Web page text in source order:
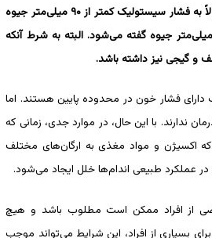
اصطلاح فشار خون پایین معمولاً به فشار سیستولیک کمتر از ۹۰ میلی‌متر جیوه
و فشار دیاستولیک کمتر از ۶۰ میلی‌متر جیوه گفته می‌شود. البته به شرط آنکه
و گیجی نیز داشته باشد.
دارای فشار خون در محدوده پایین هستند. اما
ندارند. با این حال، در موارد جدی، زمانی که
اکسیژن و مواد مغذی به ارگان‌های مختلف
عملکرد طبیعی اندام‌ها خلل ایجاد می‌شود.
از افراد ممکن است مطلوب باشد و هیچ
بسیاری از افراد، این شرایط می‌تواند موجب